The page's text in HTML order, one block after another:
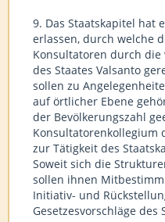
9. Das Staatskapitel hat
erlassen, durch welche
Konsultatoren durch
des Staates Valsanto
sollen zu
auf örtlicher Ebene
der Bevölkerungszahl
Konsultatorenkollegium
zur Tätigkeit des
Soweit sich die
sollen ihnen
Initiativ- und
Gesetzesvorschläge